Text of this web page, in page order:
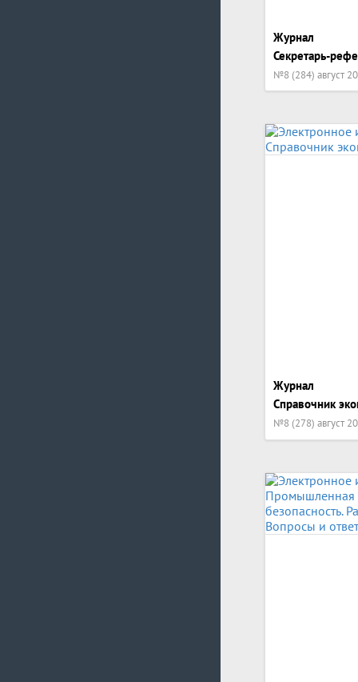
Журнал
Секретарь-
№8 (284) август
Журнал
Справочник
№8 (278) август